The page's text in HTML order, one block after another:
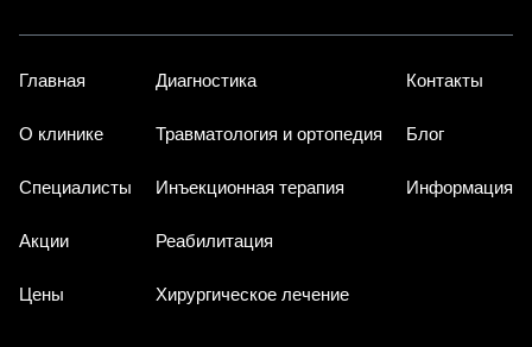
Главная
О клинике
Специалисты
Акции
Цены
Диагностика
Травматология и ортопедия
Инъекционная терапия
Реабилитация
Хирургическое лечение
Контакты
Блог
Информация